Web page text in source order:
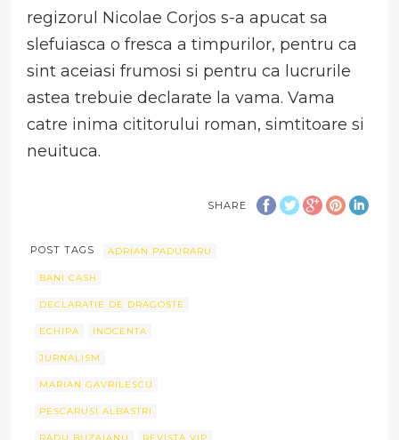
regizorul Nicolae Corjos s-a apucat sa
slefuiasca o fresca a timpurilor, pentru ca
sint aceiasi frumosi si pentru ca lucrurile
astea trebuie declarate la vama. Vama
catre inima cititorului roman, simtitoare si
neuituca.
SHARE
POST TAGS ADRIAN PADURARU
BANI CASH
DECLARATIE DE DRAGOSTE
ECHIPA INOCENTA
JURNALISM
MARIAN GAVRILESCU
PESCARUSI ALBASTRI
RADU BUZAIANU REVISTA VIP